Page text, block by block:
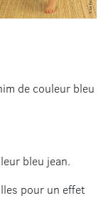
de couleur bleu
bleu jean.
pour un effet